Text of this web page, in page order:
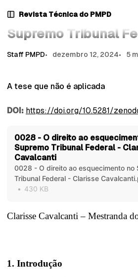
para
Navegação
para
Posts
para
Conteúdo
Revista Técnica do PMPD
O direito ao esquecimento no
O direito ao
Supremo Tribunal
Staff PMPD dezembro 12, 2024 5
A tese que não é aplicada
DOI: https://doi.org/10.5281/
0028 - O direito ao
Supremo Tribunal Federal -
Cavalcanti
0028 - O direito ao esquecimento no
Tribunal Federal - Clarisse
430 KB
Clarisse Cavalcanti – Mestranda
1. Introdução